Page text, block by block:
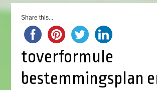
Share this...
toverformule
bestemmingsplan